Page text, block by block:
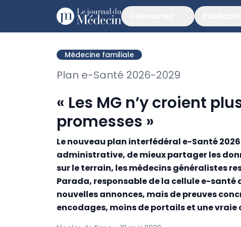
Médecine familiale
Plan e-Santé 2026-2029
« Les MG n’y croient
promesses »
Le nouveau plan interfédéral e-Santé
administrative, de mieux partager les
sur le terrain, les médecins généralistes
Parada, responsable de la cellule e-santé
nouvelles annonces, mais de preuves
encodages, moins de portails et une